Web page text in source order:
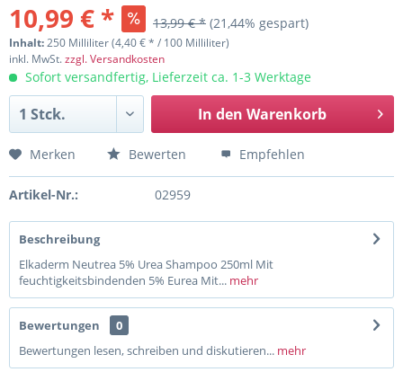
10,99 € * 13,99 € * (21,44% gespart)
Inhalt:250 Milliliter (4,40 € * / 100 Milliliter)
inkl. MwSt.zzgl. Versandkosten
Sofort versandfertig, Lieferzeit ca. 1-3 Werktage
In den Warenkorb
Merken Bewerten Empfehlen
Artikel-Nr.: 02959
Beschreibung
Elkaderm Neutrea 5% Urea Shampoo 250ml Mit
feuchtigkeitsbindenden 5% Eurea Mit... mehr
Bewertungen
0
Bewertungen lesen, schreiben und diskutieren... mehr